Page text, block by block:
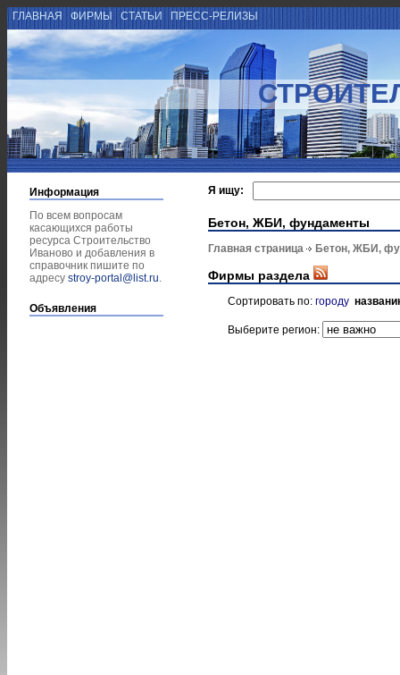
ГЛАВНАЯ ФИРМЫ СТАТЬИ ПРЕСС-РЕЛИЗЫ
Информация
По всем вопросам
касающихся работы
ресурса Строительство
Иваново и добавления в
справочник пишите по
адресу stroy-portal@list.ru.
Объявления
Я ищу:
Бетон, ЖБИ, фундаменты
Главная страница Бетон, ЖБИ,
Фирмы раздела
Сортировать по: городу
Выберите регион: